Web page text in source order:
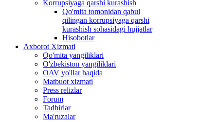
Korrupsiyaga qarshi kurashish
Qo'mita tomonidan qabul
qilingan korrupsiyaga qarshi
kurashish sohasidagi hujjatlar
Hisobotlar
Аxborot Xizmati
Qo'mita yangiliklari
O'zbekiston yangiliklari
OAV yo'llar haqida
Matbuot xizmati
Press relizlar
Forum
Tadbirlar
Ma'ruzalar